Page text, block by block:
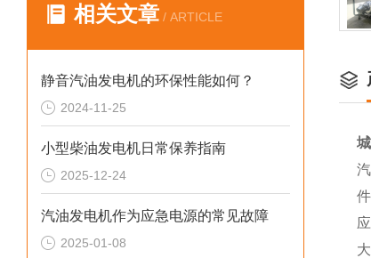
相关文章 / ARTICLE
静音汽油发电机的环保性能如何？
2024-11-25
小型柴油发电机日常保养指南
2025-12-24
汽油发电机作为应急电源的常见故障
2025-01-08
件